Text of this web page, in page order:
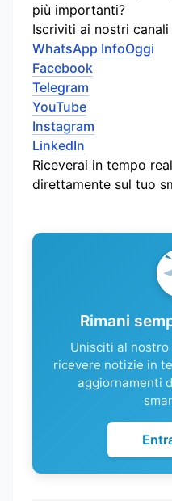
più importanti?
Iscriviti ai nostri
WhatsApp InfoOggi
Facebook
Telegram
YouTube
Instagram
LinkedIn
Riceverai in tempo
direttamente sul tuo
Rimani
Unisciti al
ricevere notizie in
aggiornamenti